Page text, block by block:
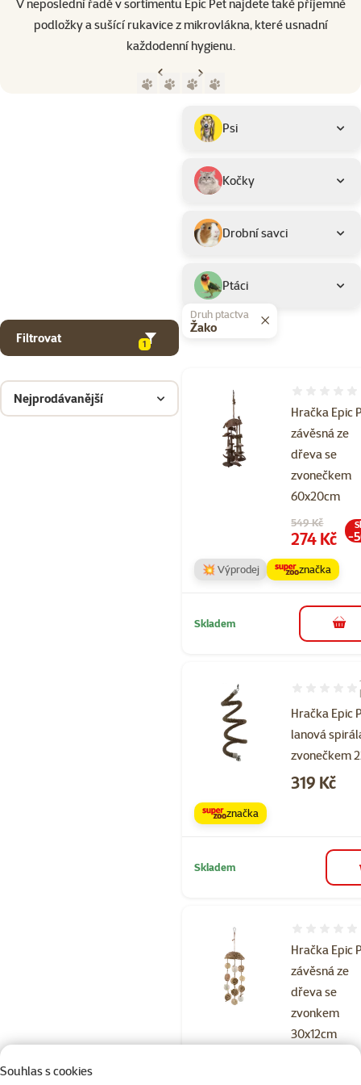
Souhlas s cookies
V neposlední řadě v sortimentu Epic Pet najdete také příjemné
podložky a sušící rukavice z mikrovlákna, které usnadní
každodenní hygienu.
Předchozí stranaNásledující strana
Podkategorie
Psi
Kočky
Drobní savci
Ptáci
Filtrovat 1
Druh ptactva
Žako
Nejprodávanější
Hračka Epic
závěsná ze
dřeva se
zvonečkem
60x20cm
Původní cena
549 Kč
Cena
274 Kč -
💥 Výprodej značka
Skladem do
Hračka Epic
lanová
zvonečkem
Hodnocení
Cena
319 Kč
značka
Skladem
Hračka Epic
závěsná ze
dřeva se
zvonkem
30x12cm